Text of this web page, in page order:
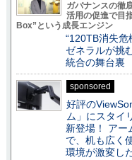
ガバナンスの徹
活用の促進で目
Box”という成長エンジン
“120TB消失危
ゼネラルが挑
統合の舞台裏
sponsored
好評の
ム」にスタイ
新登場！ アー
で、机も広く
環境が激変し